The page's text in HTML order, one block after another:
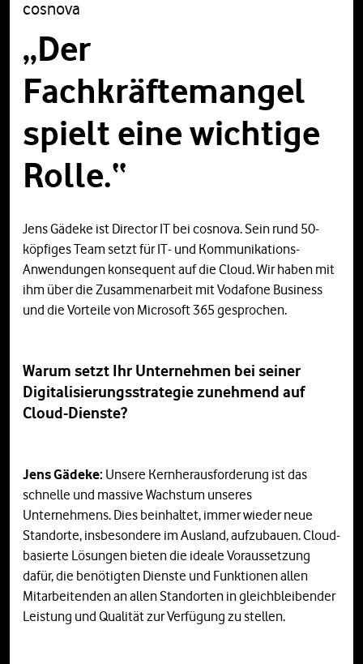
cosnova
„Der
Fachkräftemangel
spielt eine wichtige
Rolle.“
Jens Gädeke ist Director IT bei cosnova. Sein rund 50-
köpfiges Team setzt für IT- und Kommunikations-
Anwendungen konsequent auf die Cloud. Wir haben mit
ihm über die Zusammenarbeit mit Vodafone Business
und die Vorteile von Microsoft 365 gesprochen.
Warum setzt Ihr Unternehmen bei seiner
Digitalisierungsstrategie zunehmend auf
Cloud-Dienste?
Jens Gädeke: Unsere Kernherausforderung ist das
schnelle und massive Wachstum unseres
Unternehmens. Dies beinhaltet, immer wieder neue
Standorte, insbesondere im Ausland, aufzubauen. Cloud-
basierte Lösungen bieten die ideale Voraussetzung
dafür, die benötigten Dienste und Funktionen allen
Mitarbeitenden an allen Standorten in gleichbleibender
Leistung und Qualität zur Verfügung zu stellen.